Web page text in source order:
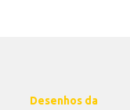
Desenhos da